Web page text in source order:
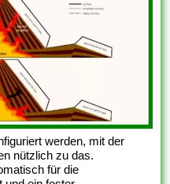
werden, mit der
nützlich zu das.
für die